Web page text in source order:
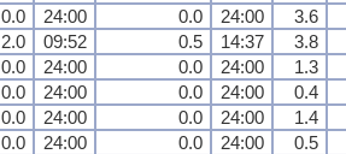
0.0 24:00 0.0 24:00
3.6
2.0 09:52 0.5 14:37
3.8
0.0 24:00 0.0 24:00
1.3
0.0 24:00 0.0 24:00
0.4
0.0 24:00 0.0 24:00
1.4
0.0 24:00 0.0 24:00
0.5